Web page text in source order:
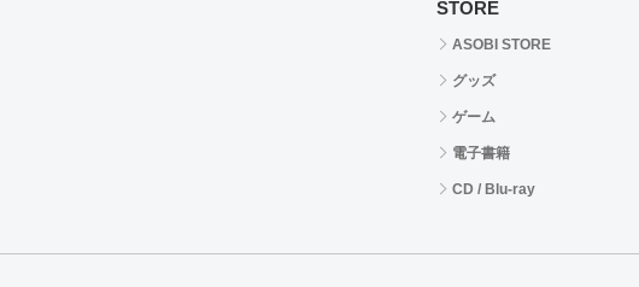
STORE
ASOBI STORE
グッズ
ゲーム
電子書籍
CD / Blu-ray